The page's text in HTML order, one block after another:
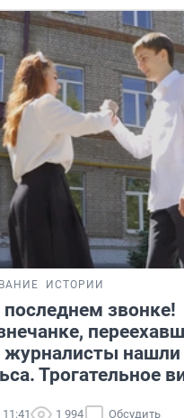
ИСТОРИИ
звонке!
журналисты нашли
Трогательное
1 994 Обсудить